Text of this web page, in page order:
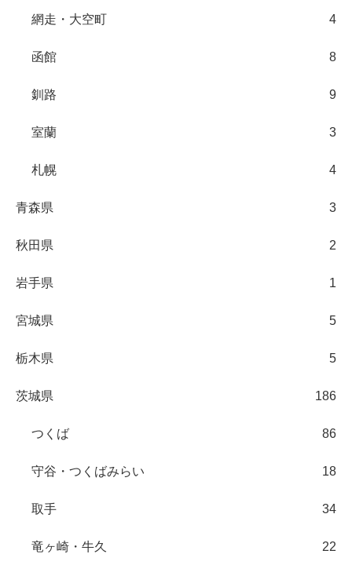
網走・大空町 4
函館 8
釧路 9
室蘭 3
札幌 4
青森県 3
秋田県 2
岩手県 1
宮城県 5
栃木県 5
茨城県 186
つくば 86
守谷・つくばみらい 18
取手 34
竜ヶ崎・牛久 22